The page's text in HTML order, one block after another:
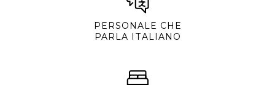
PERSONALE CHE
PARLA ITALIANO